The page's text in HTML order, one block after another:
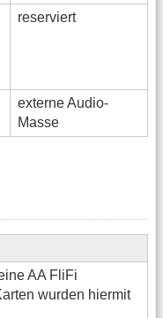
reserviert
externe Audio-
Masse
AA FliFi
wurden hiermit